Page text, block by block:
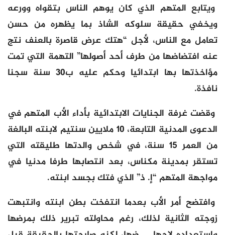
ويتابع المتهم الذي كان يوهم الناس بتقواه وورعه
ويخفي حقيقة سلوكه الشاذ بما يظهره من حسن
تعامل مع الناس، لأجل “هتك عرض قاصرة بالعنف نتج
عنه افتضاضها من طرف أحد أصولها” التهمة التي تمت
مؤاخذتها بها ابتدائيا وحكم عليه ب30 سنة سجنا
نافذة.
وقضت غرفة الجنايات الابتدائية بأداء الأب المتهم في
الدعوى المدنية التابعة، 10 ملايين سنتيم لابنته البالغة
من العمر 15 سنة، في شخص والدتها طليقته التي
تستقر بمدينة مكناس، بعد انتصابها طرفا مدنيا في
مواجهة المتهم “إ. ذ” الذي فتك بجسد ابنته.
وافتضح أمر الأب بعدما انتفخت بطن ابنته وانتبهت
زوجته الثانية لذلك، رغم محاولته تبرير ذلك بمرضها